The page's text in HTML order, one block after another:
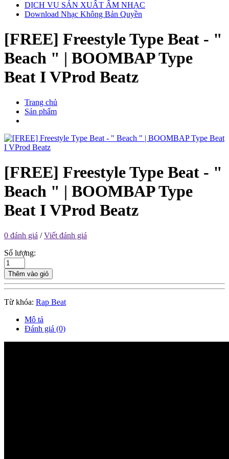
DỊCH VỤ SẢN XUẤT ÂM NHẠC
Download Nhạc Không Bản Quyền
[FREE] Freestyle Type Beat - "
Beach " | BOOMBAP Type
Beat I VProd Beatz
Trang chủ
Sản phẩm
[FREE] Freestyle Type Beat - "
Beach " | BOOMBAP Type
Beat I VProd Beatz
0 đánh giá /Viết đánh giá
Số lượng:
Thêm vào giỏ
Từ khóa: Rap Beat
Mô tả
Đánh giá (0)